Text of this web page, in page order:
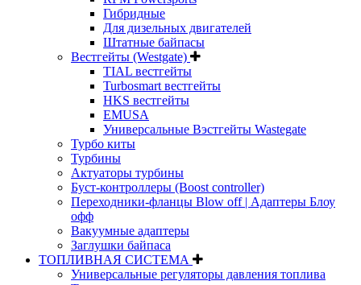
Гибридные
Для дизельных двигателей
Штатные байпасы
Вестгейты (Westgate)
TIAL вестгейты
Turbosmart вестгейты
HKS вестгейты
EMUSA
Универсальные Вэстгейты Wastegate
Турбо киты
Турбины
Актуаторы турбины
Буст-контроллеры (Boost controller)
Переходники-фланцы Blow off | Адаптеры Блоу
офф
Вакуумные адаптеры
Заглушки байпаса
ТОПЛИВНАЯ СИСТЕМА
Универсальные регуляторы давления топлива